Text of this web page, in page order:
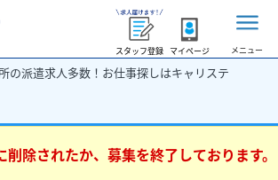
スタッフ登録 マイページ メニュー
の派遣求人多数！お仕事探しはキャリステ
削除されたか、募集を終了しております。